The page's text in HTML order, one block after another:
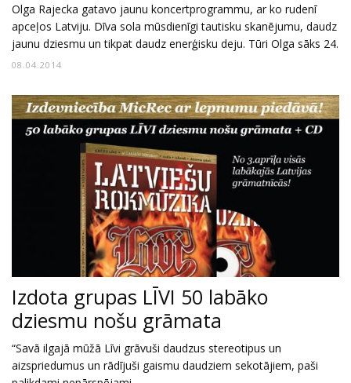
Olga Rajecka gatavo jaunu koncertprogrammu, ar ko rudenī
apceļos Latviju. Dīva sola mūsdienīgi tautisku skanējumu, daudz
jaunu dziesmu un tikpat daudz enerģisku deju. Tūri Olga sāks 24.
08.04.2014
Izdota grupas LĪVI 50 labāko
dziesmu nošu grāmata
“Savā ilgajā mūžā Līvi grāvuši daudzus stereotipus un
aizspriedumus un rādījuši gaismu daudziem sekotājiem, paši